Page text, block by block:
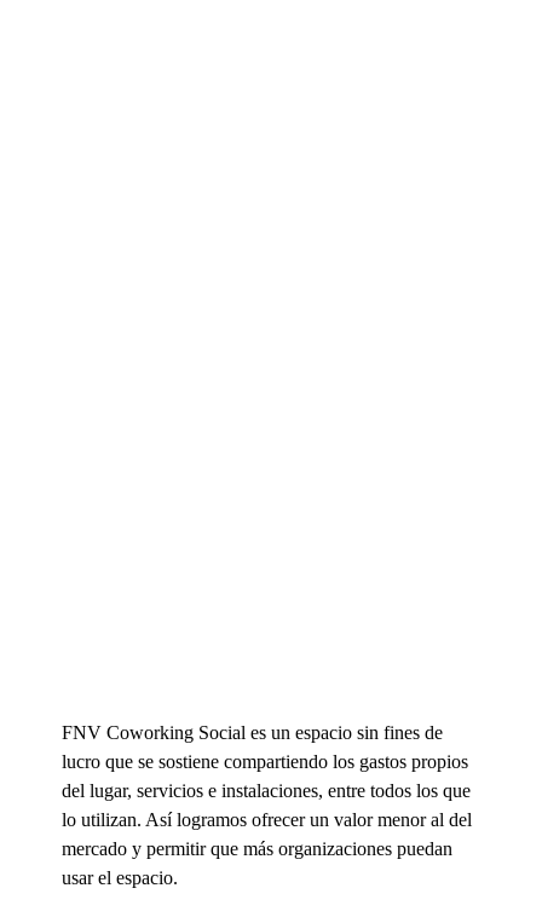
FNV Coworking Social es un espacio sin fines de
lucro que se sostiene compartiendo los gastos propios
del lugar, servicios e instalaciones, entre todos los que
lo utilizan. Así logramos ofrecer un valor menor al del
mercado y permitir que más organizaciones puedan
usar el espacio.